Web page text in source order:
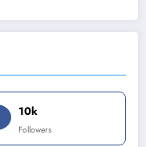
10k
Followers